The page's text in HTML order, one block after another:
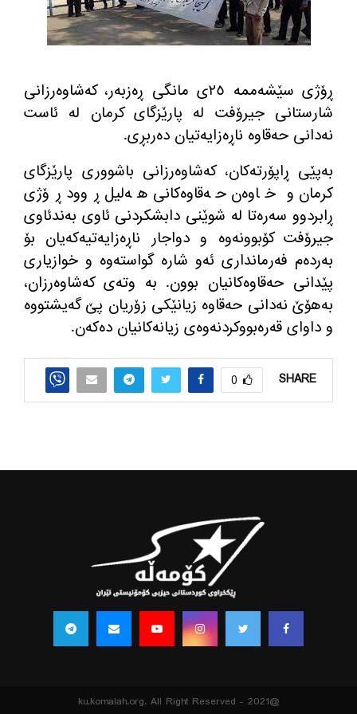
ڕۆژی سێشه‌ممه‌ ٢٥ی مانگی ڕه‌زبه‌ر، كه‌شاوه‌رزانی
شارستانی جیرۆفت له‌ پارێزگای كرمان له‌ ئاست
نه‌دانی حه‌قاوه‌ ناڕه‌زایه‌تیان ده‌ربڕی.
به‌پێی ڕاپۆرته‌كان، كه‌شاوه‌رزانی باشووری پارێزگای
كرمان و خاوه‌ن حه‌قاوه‌كانی هه‌لیل ڕوود ڕۆژی
ڕابردوو سه‌ره‌تا له‌ شوێنی دابشكردنی ئاوی به‌ندئاوی
جیرۆفت كۆبوونه‌وه‌ و دواجار ناڕه‌زایه‌تیه‌كه‌یان بۆ
به‌رده‌م فه‌رمانداری ئه‌و شاره‌ گواسته‌وه‌ و خوازیاری
پێدانی حه‌قاوه‌كانیان بوون. به‌ وته‌ی كه‌شاوه‌رزان،
به‌هۆێ نه‌دانی حه‌قاوه‌ زیانێكی زۆریان پێ گه‌یشتووه‌
و داوای قه‌ره‌بووكردنه‌وه‌ی زیانه‌كانیان ده‌كه‌ن.
SHARE
0
@2021 - ku.komalah.org. All Right Reserved